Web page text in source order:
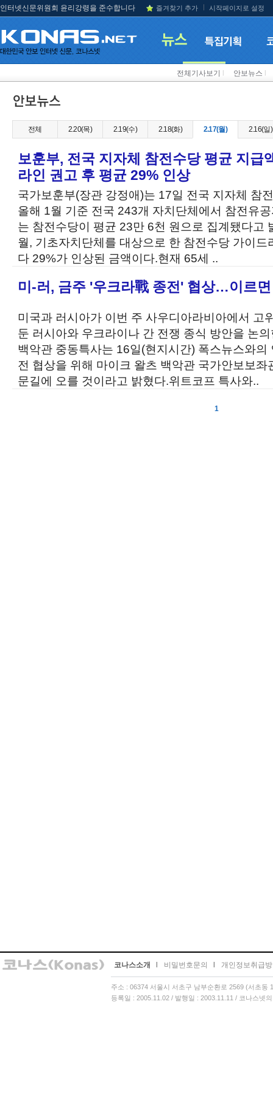
인터넷신문위원회 윤리강령을 준수합니다 즐겨찾기 추가 시작페이지로 설정
전체기사보기 안보뉴스
전체 2.20(목) 2.19(수) 2.18(화) 2.17(월) 2.16(일)
보훈부, 전국 지자체 참전수당 평균 지급
라인 권고 후 평균 29% 인상
국가보훈부(장관 강정애)는 17일 전국 지자체 참
올해 1월 기준 전국 243개 자치단체에서 참전유
는 참전수당이 평균 23만 6천 원으로 집계됐다고
월, 기초자치단체를 대상으로 한 참전수당 가이드
다 29%가 인상된 금액이다.현재 65세 ..
미-러, 금주 '우크라戰 종전' 협상…이르
미국과 러시아가 이번 주 사우디아라비아에서 고
둔 러시아와 우크라이나 간 전쟁 종식 방안을 논
백악관 중동특사는 16일(현지시간) 폭스뉴스와
전 협상을 위해 마이크 왈츠 백악관 국가안보보
문길에 오를 것이라고 밝혔다.위트코프 특사와..
1
코나스소개 비밀번호문의 개인정보취급
주소 : 06374 서울시 서초구 남부순환로 2569 (서초
등록일 : 2005.11.02 / 발행일 : 2003.11.11 / 코나스넷